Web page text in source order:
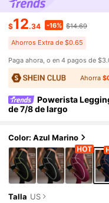
$12.34 -16% $14.69
Ahorros Extra de $0.65
Paga ahora, o en 4 pagos de
Ahorra
Powerista
de 7/8 de largo
Color: Azul Marino
Talla US